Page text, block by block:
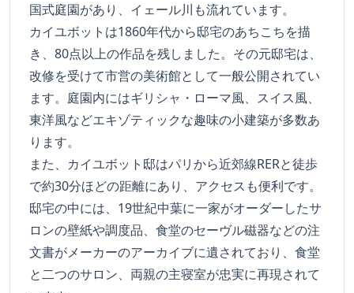
国式庭園があり、イェール川も流れています。
カイユボットは1860年代から邸宅のあちこちを描
き、80点以上の作品を残しました。その元邸宅は、
改修を受けて市営の美術館として一般公開されてい
ます。庭園内にはギリシャ・ローマ風、スイス風、
東洋風などエキゾティックな趣味の小建築が多数あ
ります。
また、カイユボット邸はパリから近郊線RERと徒歩
で約30分ほどの距離にあり、アクセスも便利です。
邸宅の中には、19世紀中葉に一家がオーダーしたサ
ロンの壁紙や調度品、食堂のセーヴル磁器などの注
文書がメーカーのアーカイブに遺されており、食堂
と二つのサロン、両親の主寝室が忠実に再現されて